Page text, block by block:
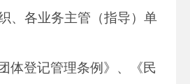
、各业务主管（指导）单
体登记管理条例》、《民